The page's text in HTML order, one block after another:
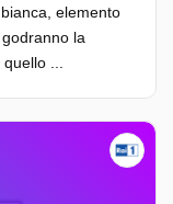
elemento
la
...